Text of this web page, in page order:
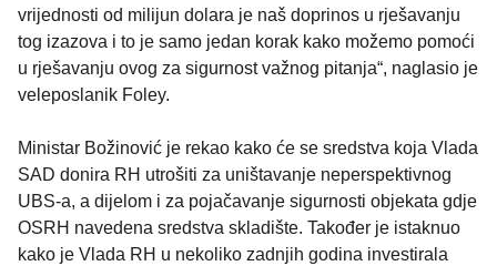
vrijednosti od milijun dolara je naš doprinos u rješavanju
tog izazova i to je samo jedan korak kako možemo pomoći
u rješavanju ovog za sigurnost važnog pitanja“, naglasio je
veleposlanik Foley.
Ministar Božinović je rekao kako će se sredstva koja Vlada
SAD donira RH utrošiti za uništavanje neperspektivnog
UBS-a, a dijelom i za pojačavanje sigurnosti objekata gdje
OSRH navedena sredstva skladište. Također je istaknuo
kako je Vlada RH u nekoliko zadnjih godina investirala